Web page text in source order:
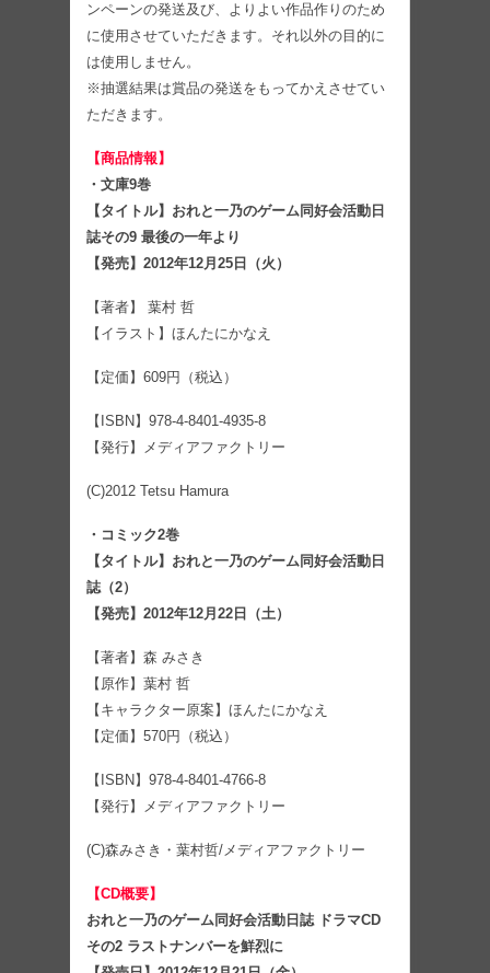
ンペーンの発送及び、よりよい作品作りのため
に使用させていただきます。それ以外の目的に
は使用しません。
※抽選結果は賞品の発送をもってかえさせてい
ただきます。
【商品情報】
・文庫9巻
【タイトル】おれと一乃のゲーム同好会活動日
誌その9 最後の一年より
【発売】2012年12月25日（火）
【著者】 葉村 哲
【イラスト】ほんたにかなえ
【定価】609円（税込）
【ISBN】978-4-8401-4935-8
【発行】メディアファクトリー
(C)2012 Tetsu Hamura
・コミック2巻
【タイトル】おれと一乃のゲーム同好会活動日
誌（2）
【発売】2012年12月22日（土）
【著者】森 みさき
【原作】葉村 哲
【キャラクター原案】ほんたにかなえ
【定価】570円（税込）
【ISBN】978-4-8401-4766-8
【発行】メディアファクトリー
(C)森みさき・葉村哲/メディアファクトリー
【CD概要】
おれと一乃のゲーム同好会活動日誌 ドラマCD
その2 ラストナンバーを鮮烈に